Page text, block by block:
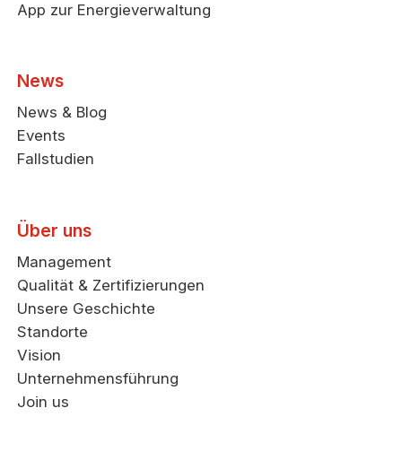
App zur Energieverwaltung
News
News & Blog
Events
Fallstudien
Über uns
Management
Qualität & Zertifizierungen
Unsere Geschichte
Standorte
Vision
Unternehmensführung
Join us